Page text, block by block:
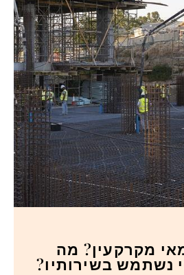
מקרקעין? מה
נשתמש בשירותיו?